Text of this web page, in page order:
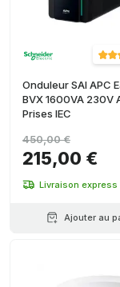
Onduleur SAI APC
BVX 1600VA 230V
Prises IEC
215,00 €
450,00 €
Livraison
Ajouter au